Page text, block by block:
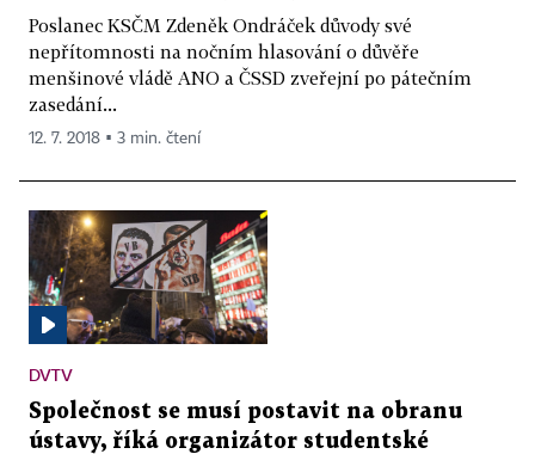
Poslanec KSČM Zdeněk Ondráček důvody své
nepřítomnosti na nočním hlasování o důvěře
menšinové vládě ANO a ČSSD zveřejní po pátečním
zasedání...
12. 7. 2018 ▪ 3 min. čtení
DVTV
Společnost se musí postavit na obranu
ústavy, říká organizátor studentské